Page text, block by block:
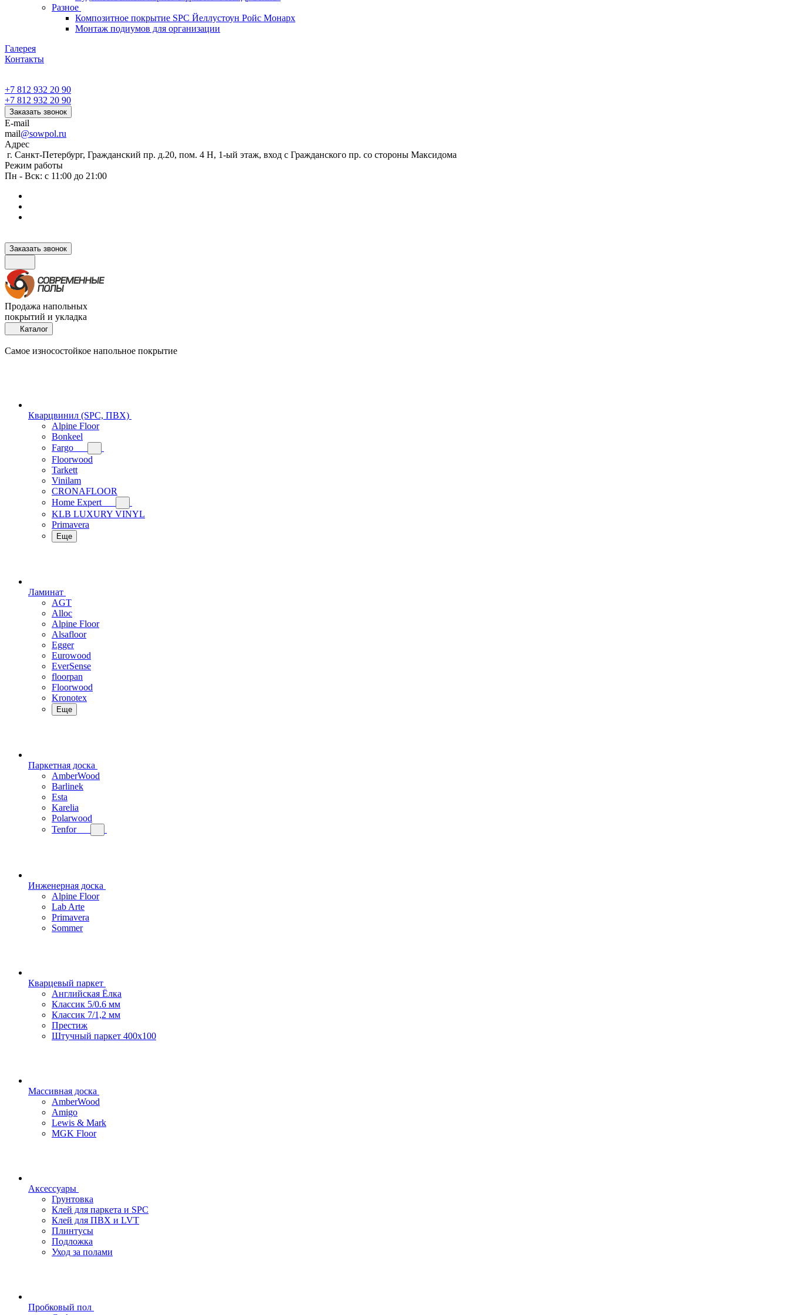
Разное
Композитное покрытие SPC Йеллустоун Ройс Монарх
Монтаж подиумов для организации
Галерея
Контакты
+7 812 932 20 90
+7 812 932 20 90
Заказать звонок
E-mail
mail@sowpol.ru
Адрес
г. Санкт-Петербург, Гражданский пр. д.20, пом. 4 Н, 1-ый этаж, вход с Гражданского пр. со стороны Максидома
Режим работы
Пн - Вск: с 11:00 до 21:00
Заказать звонок
Продажа напольных
покрытий и укладка
Каталог
Самое износостойкое напольное покрытие
Кварцвинил (SPC, ПВХ)
Alpine Floor
Bonkeel
Fargo
Floorwood
Tarkett
Vinilam
CRONAFLOOR
Home Expert
KLB LUXURY VINYL
Primavera
Еще
Ламинат
AGT
Alloc
Alpine Floor
Alsafloor
Egger
Eurowood
EverSense
floorpan
Floorwood
Kronotex
Еще
Паркетная доска
AmberWood
Barlinek
Esta
Karelia
Polarwood
Tenfor
Инженерная доска
Alpine Floor
Lab Arte
Primavera
Sommer
Кварцевый паркет
Английская Ёлка
Классик 5/0.6 мм
Классик 7/1,2 мм
Престиж
Штучный паркет 400x100
Массивная доска
AmberWood
Amigo
Lewis & Mark
MGK Floor
Аксессуары
Грунтовка
Клей для паркета и SPC
Клей для ПВХ и LVT
Плинтусы
Подложка
Уход за полами
Пробковый пол